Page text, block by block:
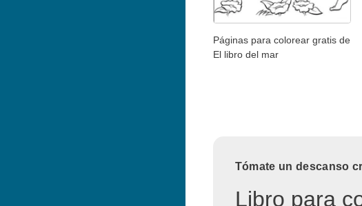
Páginas para colorear gratis de
El libro del mar
Tómate un descanso
Libro para